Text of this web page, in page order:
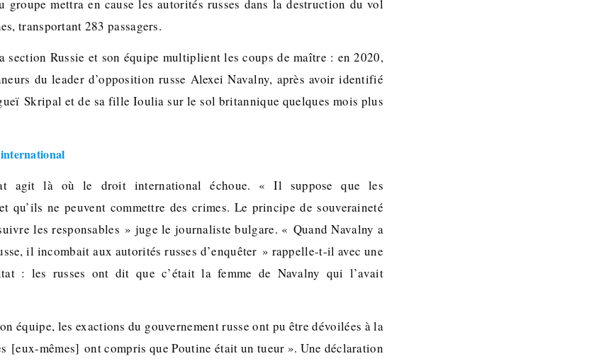
groupe mettra en cause les autorités russes dans la destruction du vol
transportant 283 passagers.
section Russie et son équipe multiplient les coups de maître : en 2020,
du leader d’opposition russe Alexei Navalny, après avoir identifié
Skripal et de sa fille Ioulia sur le sol britannique quelques mois plus
agit là où le droit international échoue. « Il suppose que les
qu’ils ne peuvent commettre des crimes. Le principe de souveraineté
les responsables » juge le journaliste bulgare. « Quand Navalny a
il incombait aux autorités russes d’enquêter » rappelle-t-il avec une
: les russes ont dit que c’était la femme de Navalny qui l’avait
équipe, les exactions du gouvernement russe ont pu être dévoilées à la
[eux-mêmes] ont compris que Poutine était un tueur ». Une déclaration